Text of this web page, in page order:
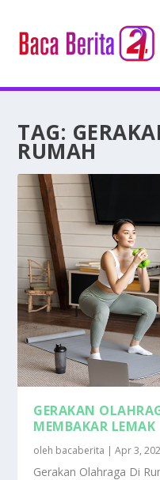
TAG:
RUMAH
GERAKAN
MEMBAKAR LEMAK
oleh bacaberita |Apr 3,
Gerakan Olahraga Di